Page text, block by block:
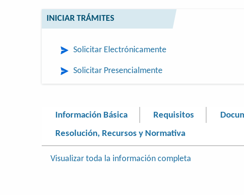
INICIAR TRÁMITES
Solicitar Electrónicamente
Solicitar Presencialmente
Información Básica Requisitos
Resolución, Recursos y Normativa
Visualizar toda la información completa